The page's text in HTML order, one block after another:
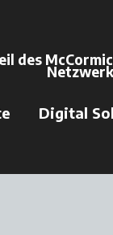
des
Digital